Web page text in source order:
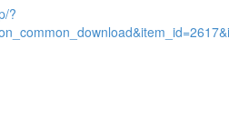
?